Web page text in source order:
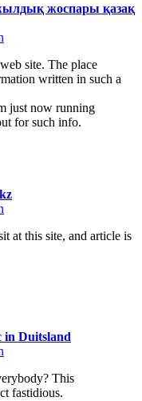
жоспары қазақ
site. The place
written in such a
just now running
for such info.
at this site, and article is
in Duitsland
This
fastidious.